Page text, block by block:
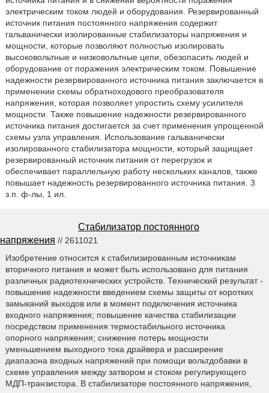
электрическим током людей и оборудования. Резервированный
источник питания постоянного напряжения содержит
гальванически изолированные стабилизаторы напряжения и
мощности, которые позволяют полностью изолировать
высоковольтные и низковольтные цепи, обезопасить людей и
оборудование от поражения электрическим током. Повышение
надежности резервированного источника питания заключается в
применении схемы обратноходового преобразователя
напряжения, которая позволяет упростить схему усилителя
мощности. Также повышение надежности резервированного
источника питания достигается за счет применения упрощенной
схемы узла управления. Использование гальванически
изолированного стабилизатора мощности, который защищает
резервированный источник питания от перегрузок и
обеспечивает параллельную работу нескольких каналов, также
повышает надежность резервированного источника питания. 3
з.п. ф-лы, 1 ил.
Стабилизатор постоянного
напряжения // 2611021
Изобретение относится к стабилизированным источникам
вторичного питания и может быть использовано для питания
различных радиотехнических устройств. Технический результат -
повышение надежности введением схемы защиты от коротких
замыканий выходов или в момент подключения источника
входного напряжения; повышение качества стабилизации
посредством применения термостабильного источника
опорного напряжения; снижение потерь мощности
уменьшением выходного тока драйвера и расширение
диапазона входных напряжений при помощи вольтдобавки в
схеме управления между затвором и стоком регулирующего
МДП-транзистора. В стабилизаторе постоянного напряжения,